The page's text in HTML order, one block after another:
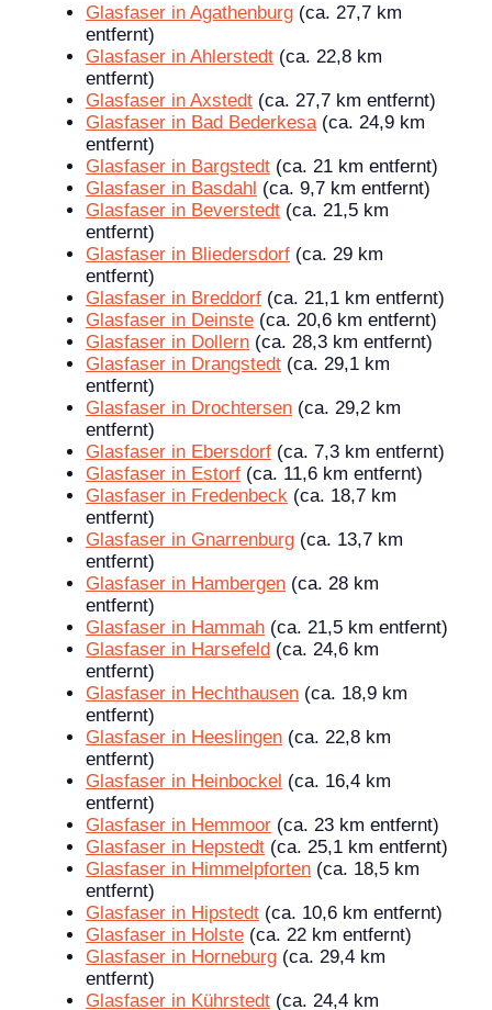
Glasfaser in Agathenburg (ca. 27,7 km
entfernt)
Glasfaser in Ahlerstedt (ca. 22,8 km
entfernt)
Glasfaser in Axstedt (ca. 27,7 km entfernt)
Glasfaser in Bad Bederkesa (ca. 24,9 km
entfernt)
Glasfaser in Bargstedt (ca. 21 km entfernt)
Glasfaser in Basdahl (ca. 9,7 km entfernt)
Glasfaser in Beverstedt (ca. 21,5 km
entfernt)
Glasfaser in Bliedersdorf (ca. 29 km
entfernt)
Glasfaser in Breddorf (ca. 21,1 km entfernt)
Glasfaser in Deinste (ca. 20,6 km entfernt)
Glasfaser in Dollern (ca. 28,3 km entfernt)
Glasfaser in Drangstedt (ca. 29,1 km
entfernt)
Glasfaser in Drochtersen (ca. 29,2 km
entfernt)
Glasfaser in Ebersdorf (ca. 7,3 km entfernt)
Glasfaser in Estorf (ca. 11,6 km entfernt)
Glasfaser in Fredenbeck (ca. 18,7 km
entfernt)
Glasfaser in Gnarrenburg (ca. 13,7 km
entfernt)
Glasfaser in Hambergen (ca. 28 km
entfernt)
Glasfaser in Hammah (ca. 21,5 km entfernt)
Glasfaser in Harsefeld (ca. 24,6 km
entfernt)
Glasfaser in Hechthausen (ca. 18,9 km
entfernt)
Glasfaser in Heeslingen (ca. 22,8 km
entfernt)
Glasfaser in Heinbockel (ca. 16,4 km
entfernt)
Glasfaser in Hemmoor (ca. 23 km entfernt)
Glasfaser in Hepstedt (ca. 25,1 km entfernt)
Glasfaser in Himmelpforten (ca. 18,5 km
entfernt)
Glasfaser in Hipstedt (ca. 10,6 km entfernt)
Glasfaser in Holste (ca. 22 km entfernt)
Glasfaser in Horneburg (ca. 29,4 km
entfernt)
Glasfaser in Kührstedt (ca. 24,4 km